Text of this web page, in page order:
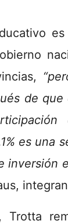
de
es una
inversión
Trotta